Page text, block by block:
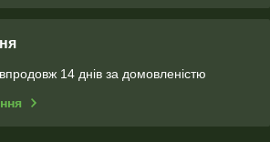
14 днів за домовленістю